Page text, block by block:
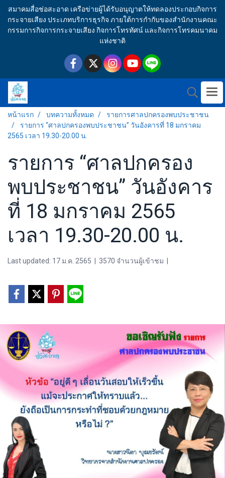
สมาคมสื่อช่อสะอาด เครือข่ายผู้ได้รับอนุญาตให้ทดลองประกอบกิจการ
กระจายเสียง ประเภทบริการธุรกิจ ภายใต้การกำกับของสำนักงานคณะ
กรรมการกิจการกระจายเสียง กิจการโทรทัศน์ และกิจการโทรคมนาคม
แห่งชาติ
หน้าแรก บทความทั้งหมด
รายการศาลปกครองพบประชาชน
รายการ “ศาลปกครองพบประชาชน” วันอังคารที่ 18 มกราคม
2565 เวลา 19.30-20.00 น.
รายการ “ศาลปกครอง
พบประชาชน” วันอังคาร
ที่ 18 มกราคม 2565
เวลา 19.30-20.00 น.
Last updated: 17 ม.ค. 2565 3570 จำนวนผู้เข้าชม